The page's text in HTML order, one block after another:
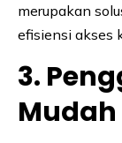
merupakan
efisiensi akses
3.
Mudah